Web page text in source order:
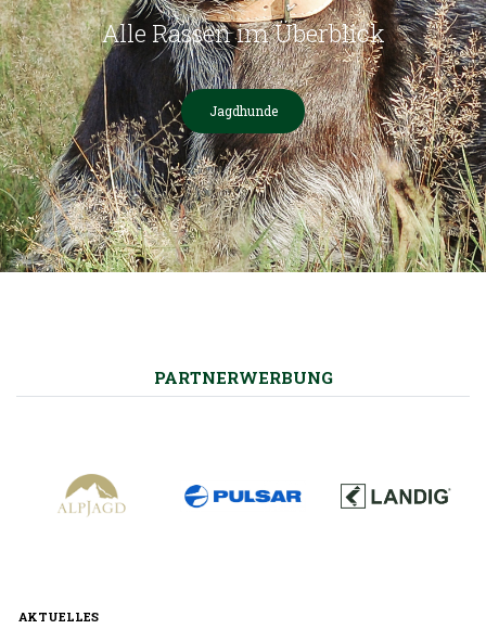
Alle Rassen im Überblick
Jagdhunde
PARTNERWERBUNG
AKTUELLES